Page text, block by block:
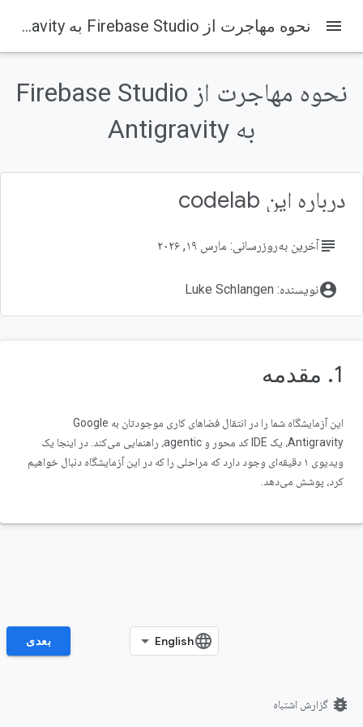
menu نحوه مهاجرت از Firebase Studio به Antigravity
نحوه مهاجرت از Firebase Studio
به Antigravity
درباره این codelab
subjectآخرین به‌روزرسانی: مارس ۱۹, ۲۰۲۶
account_circleنویسنده: Luke Schlangen
1. مقدمه
این آزمایشگاه شما را در انتقال فضاهای کاری موجودتان به Google
Antigravity، یک IDE کد محور و agentic، راهنمایی می‌کند. در اینجا یک
ویدیوی ۱ دقیقه‌ای وجود دارد که مراحلی را که در این آزمایشگاه دنبال خواهیم
کرد، پوشش می‌دهد.
بعدی
bug_report گزارش اشتباه